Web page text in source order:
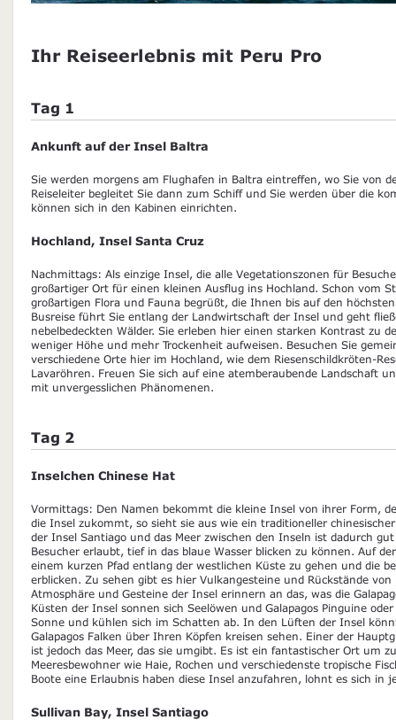
Ihr Reiseerlebnis mit Peru Pro
Tag 1
Ankunft auf der Insel Baltra
Sie werden morgens am Flughafen in Baltra eintreffen, wo Sie von
Reiseleiter begleitet Sie dann zum Schiff und Sie werden über die
können sich in den Kabinen einrichten.
Hochland, Insel Santa Cruz
Nachmittags: Als einzige Insel, die alle Vegetationszonen für
großartiger Ort für einen kleinen Ausflug ins Hochland. Schon vom
großartigen Flora und Fauna begrüßt, die Ihnen bis auf den
Busreise führt Sie entlang der Landwirtschaft der Insel und geht
nebelbedeckten Wälder. Sie erleben hier einen starken Kontrast zu
weniger Höhe und mehr Trockenheit aufweisen. Besuchen Sie
verschiedene Orte hier im Hochland, wie dem Riesenschildkröten-
Lavaröhren. Freuen Sie sich auf eine atemberaubende Landschaft
mit unvergesslichen Phänomenen.
Tag 2
Inselchen Chinese Hat
Vormittags: Den Namen bekommt die kleine Insel von ihrer Form,
die Insel zukommt, so sieht sie aus wie ein traditioneller
der Insel Santiago und das Meer zwischen den Inseln ist dadurch
Besucher erlaubt, tief in das blaue Wasser blicken zu können. Auf
einem kurzen Pfad entlang der westlichen Küste zu gehen und die
erblicken. Zu sehen gibt es hier Vulkangesteine und Rückstände
Atmosphäre und Gesteine der Insel erinnern an das, was die
Küsten der Insel sonnen sich Seelöwen und Galapagos Pinguine
Sonne und kühlen sich im Schatten ab. In den Lüften der Insel
Galapagos Falken über Ihren Köpfen kreisen sehen. Einer der
ist jedoch das Meer, das sie umgibt. Es ist ein fantastischer Ort um
Meeresbewohner wie Haie, Rochen und verschiedenste tropische
Boote eine Erlaubnis haben diese Insel anzufahren, lohnt es sich in
Sullivan Bay, Insel Santiago